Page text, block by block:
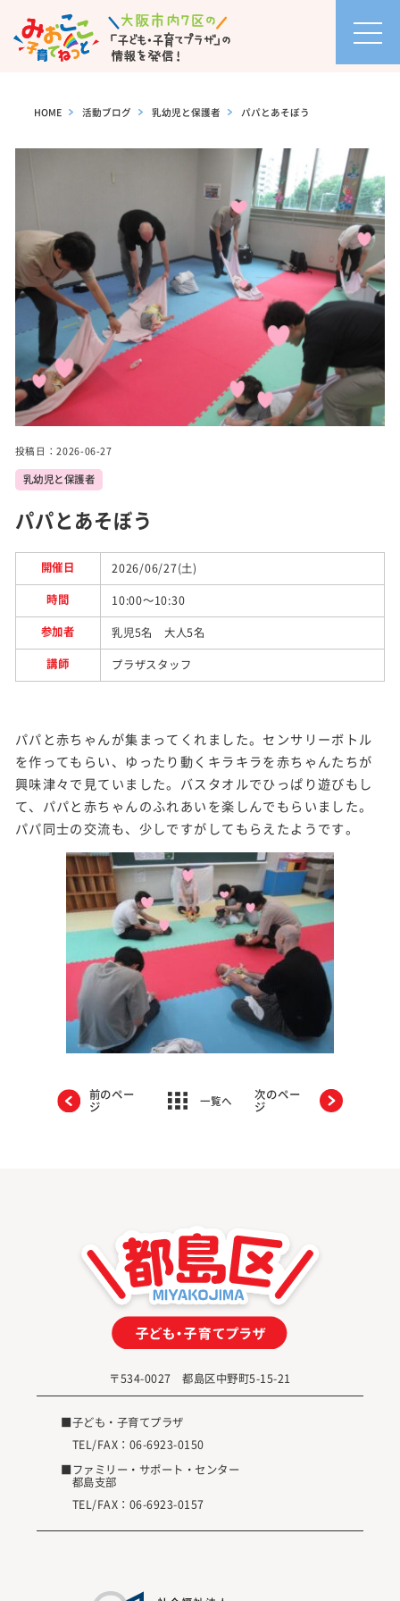
ント
セミ
ナ
ー・
イベ
ント
ブロ
グ
事業
ック
ス
紹介
HOME > 活動ブログ > 乳幼児と保護者 > パパとあそぼう
投稿日：2026-06-27
乳幼児と保護者
パパとあそぼう
開催日
2026/06/27(土)
時間
10:00～10:30
参加者
乳児5名 大人5名
講師
プラザスタッフ
パパと赤ちゃんが集まってくれました。センサリーボトル
を作ってもらい、ゆったり動くキラキラを赤ちゃんたちが
興味津々で見ていました。バスタオルでひっぱり遊びもし
て、パパと赤ちゃんのふれあいを楽しんでもらいました。
パパ同士の交流も、少しですがしてもらえたようです。
前のペー
ジ 一覧へ 次のペー
ジ
〒534-0027 都島区中野町5-15-21
■子ども・子育てプラザ
TEL/FAX： 06-6923-0150
■ファミリー・サポート・センター
都島支部
TEL/FAX： 06-6923-0157